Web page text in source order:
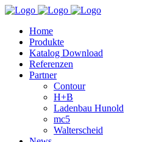
Home
Produkte
Katalog Download
Referenzen
Partner
Contour
H+B
Ladenbau Hunold
mc5
Walterscheid